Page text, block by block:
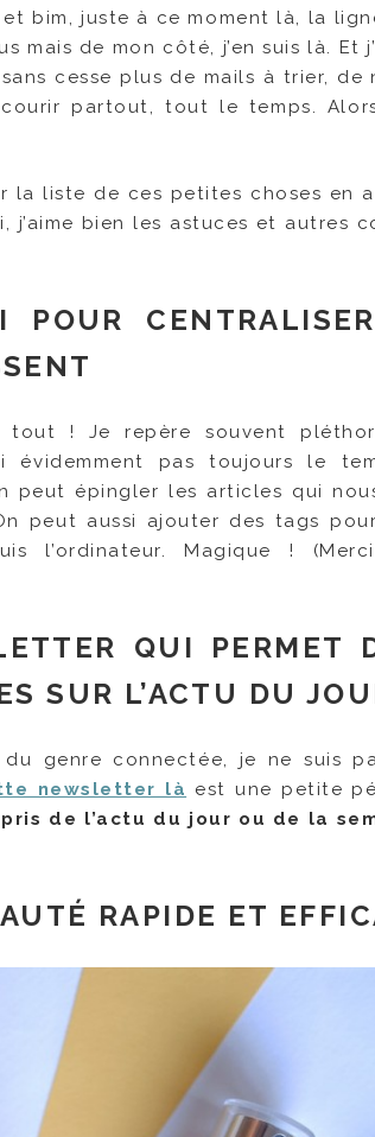
bim, juste à ce moment là, la
mais de mon côté, j’en suis là. Et
cesse plus de mails à trier, de
partout, tout le temps.
la liste de ces petites choses en
bien les astuces et autres
POUR
! Je repère souvent pléthore
évidemment pas toujours le
peut épingler les articles qui
peut aussi ajouter des tags
l’ordinateur. Magique !
QUI PERMET
SUR L’ACTU DU
genre connectée, je ne suis
newsletter là est une petite
de l’actu du jour ou de la
RAPIDE ET